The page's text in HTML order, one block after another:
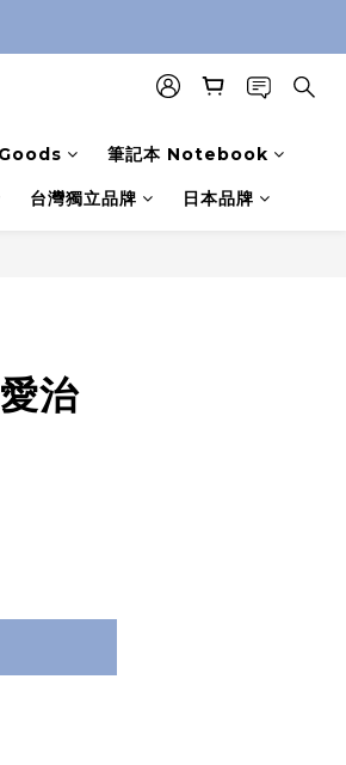
筆記本 Notebook
台灣獨立品牌 日本品牌
治